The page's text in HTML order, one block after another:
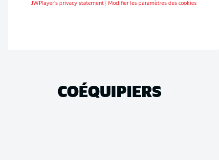
JWPlayer's privacy statement| Modifier les paramètres des cookies
COÉQUIPIERS